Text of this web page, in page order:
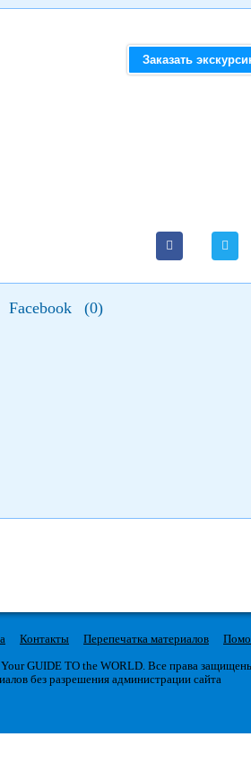
Заказать
Facebook (0)
Контакты Перепечатка материалов
GUIDE TO the WORLD. Все права
без разрешения администрации сайта